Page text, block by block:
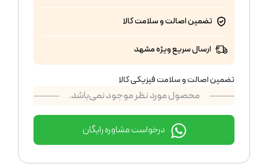
تضمین اصالت و سلامت کالا
ارسال سریع ویژه مشهد
تضمین اصالت و سلامت فیزیکی کالا
محصول مورد نظر موجود نمی‌باشد.
درخواست مشاوره رایگان